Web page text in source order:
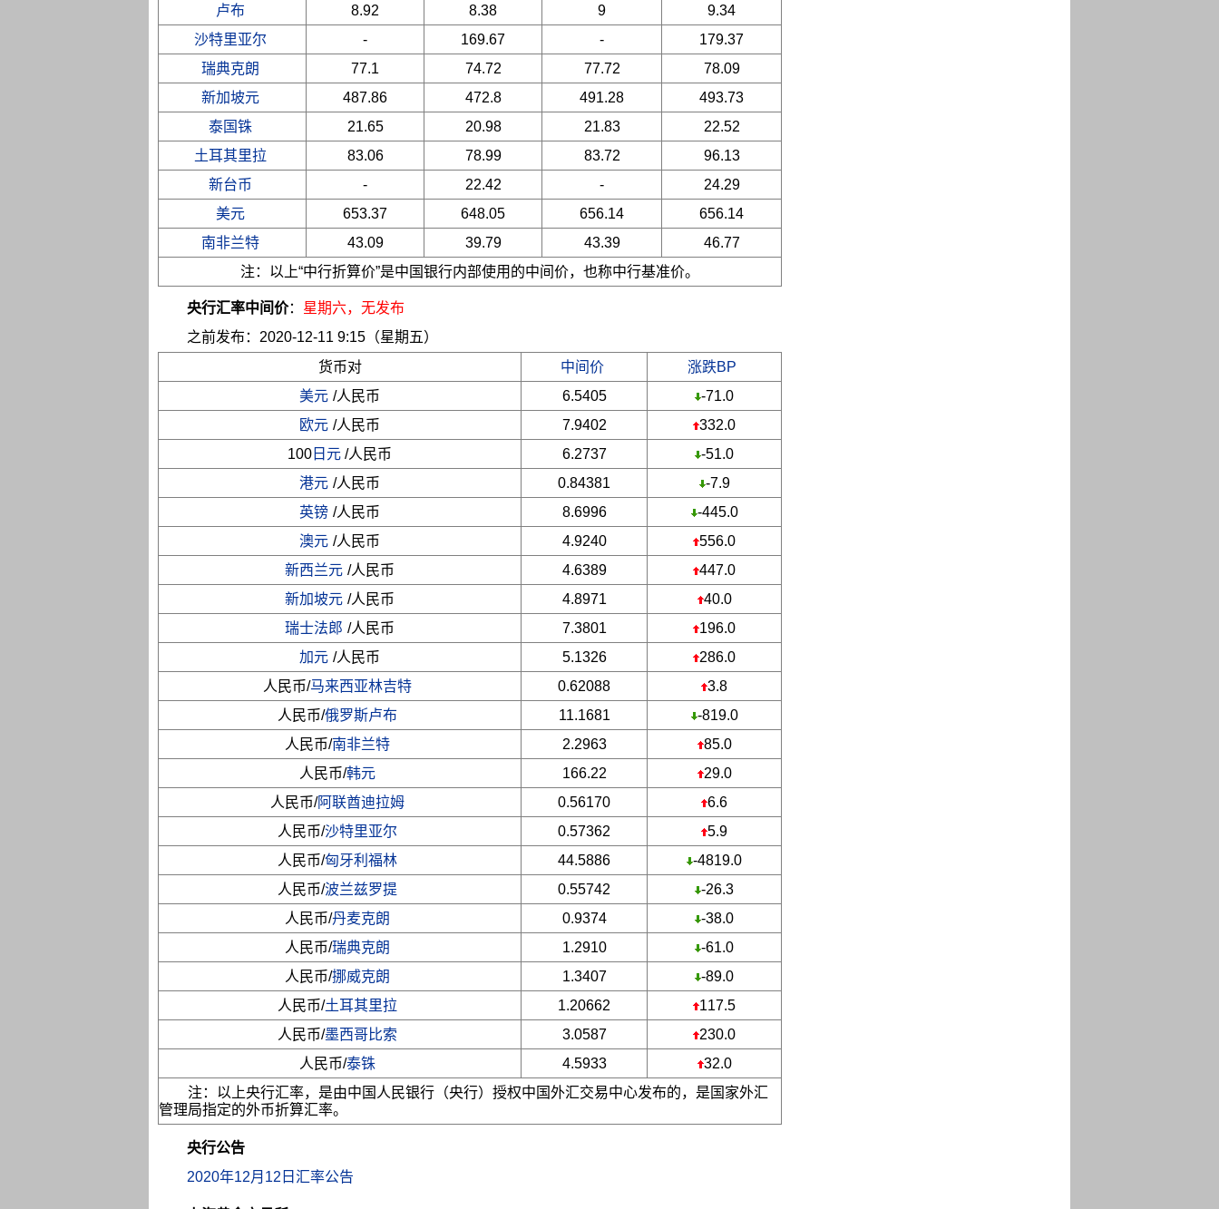
卢布
8.92 8.38 9
9.34
沙特里亚尔
- 169.67 -
179.37
瑞典克朗
77.1 74.72 77.72
78.09
新加坡元
487.86 472.8 491.28
493.73
泰国铢
21.65 20.98 21.83
22.52
土耳其里拉
83.06 78.99 83.72
96.13
新台币
- 22.42 -
24.29
美元
653.37 648.05 656.14
656.14
南非兰特
43.09 39.79 43.39
46.77
注：以上“中行折算价”是中国银行内部使用的中间价，也称中行基准价。
央行汇率中间价： 星期六，无发布
之前发布：2020-12-11 9:15（星期五）
货币对
中间价
涨跌BP
美元 /人民币 6.5405
-71.0
欧元 /人民币 7.9402
332.0
100日元 /人民币 6.2737
-51.0
港元 /人民币 0.84381
-7.9
英镑 /人民币 8.6996
-445.0
澳元 /人民币 4.9240
556.0
新西兰元 /人民币 4.6389
447.0
新加坡元 /人民币 4.8971
40.0
瑞士法郎 /人民币 7.3801
196.0
加元 /人民币 5.1326
286.0
人民币/马来西亚林吉特 0.62088
3.8
人民币/俄罗斯卢布 11.1681
-819.0
人民币/南非兰特 2.2963
85.0
人民币/韩元 166.22
29.0
人民币/阿联酋迪拉姆 0.56170
6.6
人民币/沙特里亚尔 0.57362
5.9
人民币/匈牙利福林 44.5886
-4819.0
人民币/波兰兹罗提 0.55742
-26.3
人民币/丹麦克朗 0.9374
-38.0
人民币/瑞典克朗 1.2910
-61.0
人民币/挪威克朗 1.3407
-89.0
人民币/土耳其里拉 1.20662
117.5
人民币/墨西哥比索 3.0587
230.0
人民币/泰铢 4.5933
32.0
注：以上央行汇率，是由中国人民银行（央行）授权中国外汇交易中心发布的，是国家外汇
管理局指定的外币折算汇率。
央行公告
2020年12月12日汇率公告